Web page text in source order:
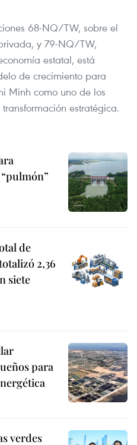
68-NQ/TW, sobre el
y 79-NQ/TW,
estatal, está
de crecimiento para
Minh como uno de los
estratégica.
de
2,36
siete
para
verdes